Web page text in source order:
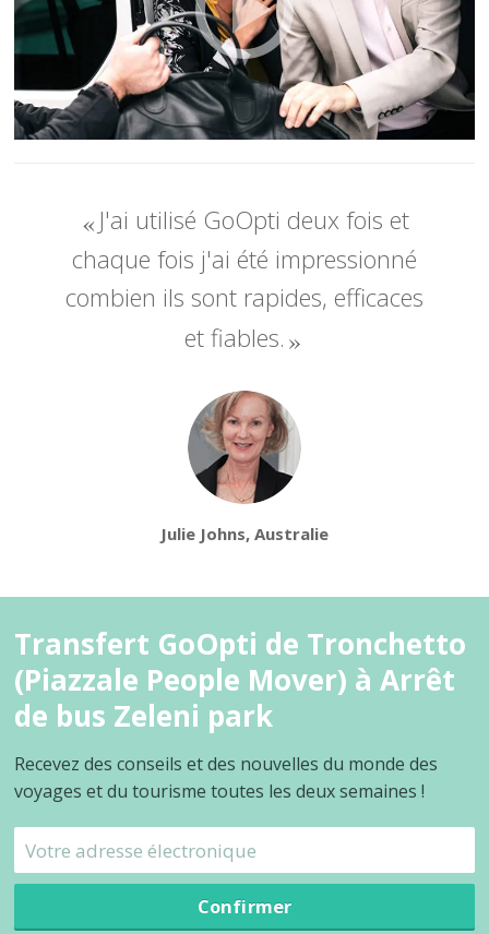
J'ai utilisé GoOpti deux fois et
chaque fois j'ai été impressionné
combien ils sont rapides, efficaces
et fiables.
Julie Johns, Australie
Transfert GoOpti de Tronchetto
(Piazzale People Mover) à Arrêt
de bus Zeleni park
Recevez des conseils et des nouvelles du monde des
voyages et du tourisme toutes les deux semaines !
Confirmer